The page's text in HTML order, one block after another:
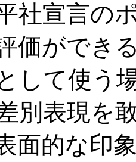
社宣言の
価ができ
して使う
別表現を
面的な印